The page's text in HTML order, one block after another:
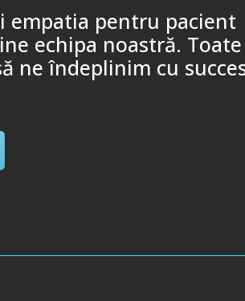
empatia pentru pacient
echipa noastră. Toate
ne îndeplinim cu